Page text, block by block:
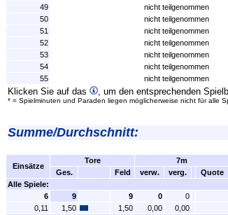
49
nicht teilgenommen
50
nicht teilgenommen
51
nicht teilgenommen
52
nicht teilgenommen
53
nicht teilgenommen
54
nicht teilgenommen
55
nicht teilgenommen
Klicken Sie auf das , um den entsprechenden
* = Spielminuten und Paraden liegen möglicherweise nicht für alle
Summe/Durchschnitt:
Einsätze
Tore 7m
Ges. Feld verw. verg.
Quote
Alle Spiele:
6
9 9 0 0
0,11
1,50 1,50 0,00 0,00